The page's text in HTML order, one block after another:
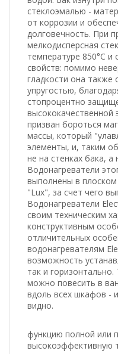
стеклоэмалью -
от коррозии и
долговечность. При
мелкодисперсная
температуре 850°С и
свойств: помимо
гладкости она также
упругостью,
стопроцентно
призван бороться
массы, который
элементы, и, таким
не на стенках бака,
Водонагреватели
выполнены в
"Lux", за счет чего
Водонагреватели
своим техническим
конструктивным
отличительных
водонагревателям
возможность
так и
можно повесить в
вдоль всех шкафов -
видно.
функцию полной или
высокоэффективную